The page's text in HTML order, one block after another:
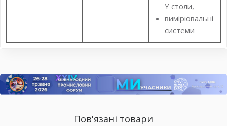
Y столи,
вимірювальні
системи
Пов'язані товари